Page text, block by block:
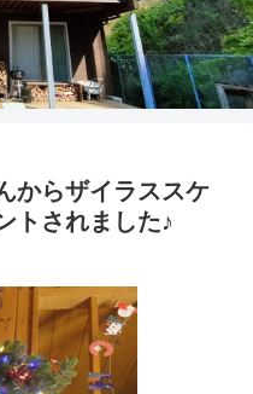
からザイラススケ
トされました♪